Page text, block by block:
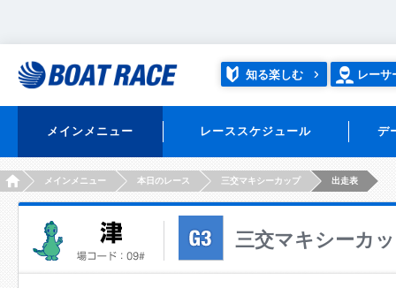
知る楽しむ レーサ
メインメニュー レーススケジュール デ
HOMEメインメニュー 本日のレース 三交マキシーカップ 出走表
三交マキシーカ